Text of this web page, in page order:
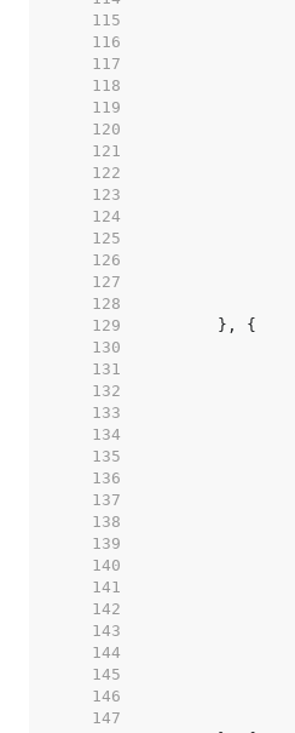
   115
   116
   117
   118
   119
   120
   121
   122
   123
   124
   125
   126
   127
   128
   129
   130
   131
   132
   133
   134
   135
   136
   137
   138
   139
   140
   141
   142
   143
   144
   145
   146
   147